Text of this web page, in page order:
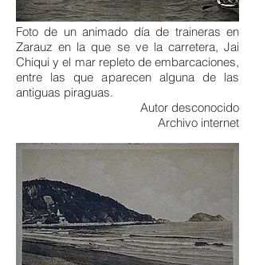
Foto de un animado día de traineras en
Zarauz en la que se ve la carretera, Jai
Chiqui y el mar repleto de embarcaciones,
entre las que aparecen alguna de las
antiguas piraguas.
Autor desconocido
Archivo internet